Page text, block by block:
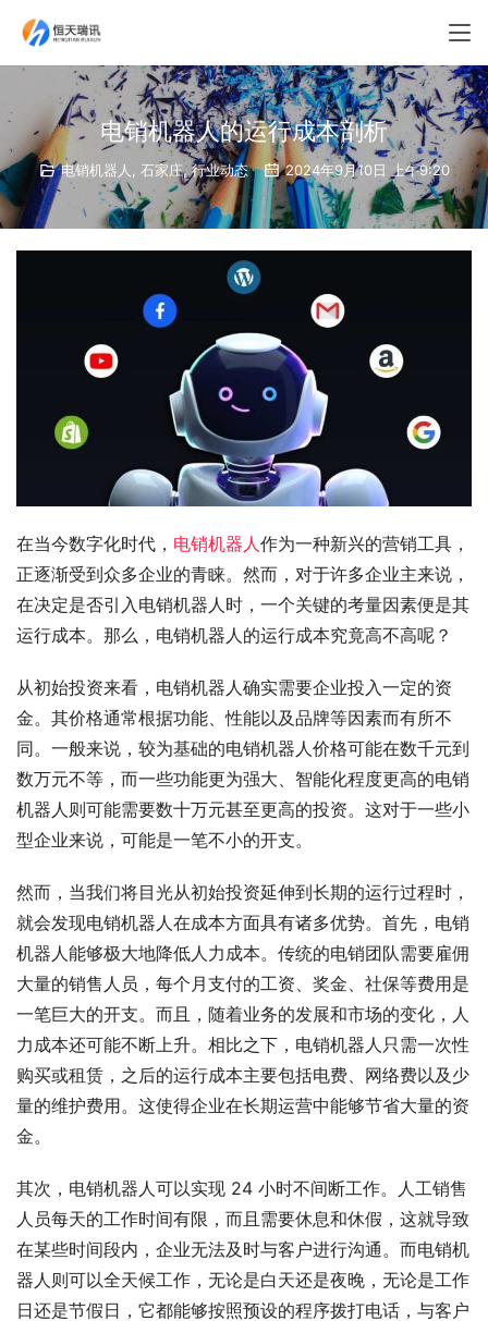
电销机器人的运行成本剖析
电销机器人 石家庄,行业动态 2024年9月10日 上午9:20
在当今数字化时代， 电销机器人作为一种新兴的营销工具，
正逐渐受到众多企业的青睐。然而，对于许多企业主来说，
在决定是否引入电销机器人时，一个关键的考量因素便是其
运行成本。那么，电销机器人的运行成本究竟高不高呢？
从初始投资来看，电销机器人确实需要企业投入一定的资
金。其价格通常根据功能、性能以及品牌等因素而有所不
同。一般来说，较为基础的电销机器人价格可能在数千元到
数万元不等，而一些功能更为强大、智能化程度更高的电销
机器人则可能需要数十万元甚至更高的投资。这对于一些小
型企业来说，可能是一笔不小的开支。
然而，当我们将目光从初始投资延伸到长期的运行过程时，
就会发现电销机器人在成本方面具有诸多优势。首先，电销
机器人能够极大地降低人力成本。传统的电销团队需要雇佣
大量的销售人员，每个月支付的工资、奖金、社保等费用是
一笔巨大的开支。而且，随着业务的发展和市场的变化，人
力成本还可能不断上升。相比之下，电销机器人只需一次性
购买或租赁，之后的运行成本主要包括电费、网络费以及少
量的维护费用。这使得企业在长期运营中能够节省大量的资
金。
其次，电销机器人可以实现 24 小时不间断工作。人工销售
人员每天的工作时间有限，而且需要休息和休假，这就导致
在某些时间段内，企业无法及时与客户进行沟通。而电销机
器人则可以全天候工作，无论是白天还是夜晚，无论是工作
日还是节假日，它都能够按照预设的程序拨打电话，与客户